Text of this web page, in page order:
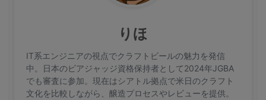
りほ
IT系エンジニアの視点でクラフトビールの魅力を発信
中。日本のビアジャッジ資格保持者として2024年JGBA
でも審査に参加。現在はシアトル拠点で米日のクラフト
文化を比較しながら、醸造プロセスやレビューを提供。